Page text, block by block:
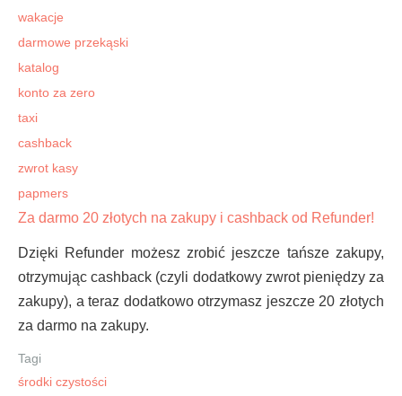
wakacje
darmowe przekąski
katalog
konto za zero
taxi
cashback
zwrot kasy
papmers
Za darmo 20 złotych na zakupy i cashback od Refunder!
Dzięki Refunder możesz zrobić jeszcze tańsze zakupy,
otrzymując cashback (czyli dodatkowy zwrot pieniędzy za
zakupy), a teraz dodatkowo otrzymasz jeszcze 20 złotych
za darmo na zakupy.
Tagi
środki czystości